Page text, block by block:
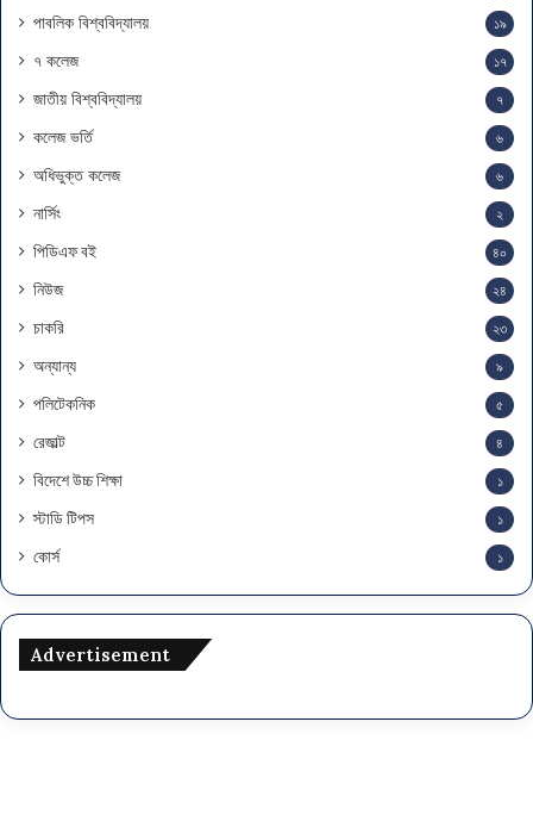
পাবলিক বিশ্ববিদ্যালয় ১৯
৭ কলেজ ১৭
জাতীয় বিশ্ববিদ্যালয় ৭
কলেজ ভর্তি ৬
অধিভুক্ত কলেজ ৬
নার্সিং ২
পিডিএফ বই ৪০
নিউজ ২৪
চাকরি ২৩
অন্যান্য ৯
পলিটেকনিক ৫
রেজাল্ট ৪
বিদেশে উচ্চ শিক্ষা ১
স্টাডি টিপস ১
কোর্স ১
Advertisement